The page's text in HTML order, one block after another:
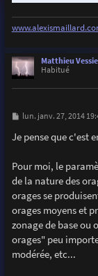
Matthieu
Habitué
M
s
s
e
lun. janv. 27, 2014
Je pense que c'est
Pour moi, le
de la nature des
orages se
orages moyens et
zonage de base ou
orages" peu
modérée, etc...